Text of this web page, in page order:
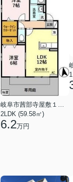
岐阜市茜部寺屋敷１丁目
2LDK (59.58㎡)
6.2万円